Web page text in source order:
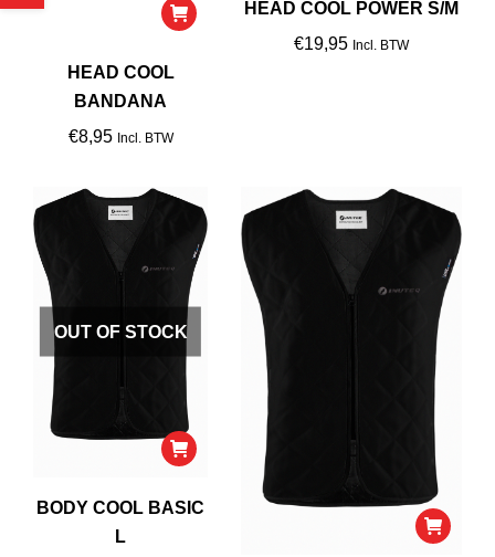
HEAD COOL
BANDANA
€8,95 Incl. BTW
HEAD COOL POWER S/M
€19,95 Incl. BTW
OUT OF STOCK
BODY COOL BASIC
L